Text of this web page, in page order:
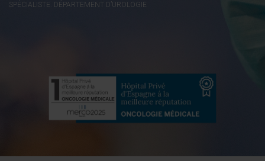
SPÉCIALISTE. DÉPARTEMENT D’UROLOGIE